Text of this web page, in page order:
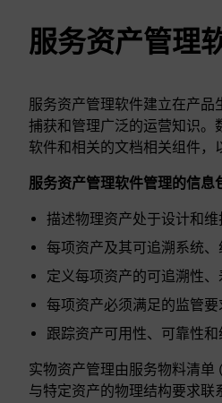
服务资产管理
服务资产管理软件建立在产
捕获和管理广泛的运营知识。
软件和相关的文档相关组件，
服务资产管理软件管理的信息
描述物理资产处于设计和维
每项资产及其可追溯系统
定义每项资产的可追溯性
每项资产必须满足的监管
跟踪资产可用性、可靠性
实物资产管理由服务物料清单
与特定资产的物理结构要求